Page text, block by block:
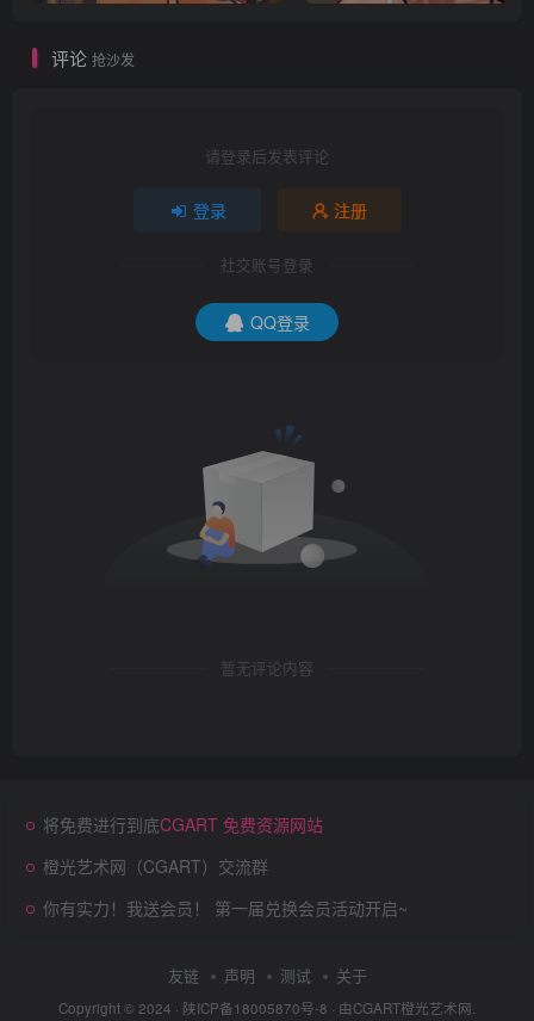
评论 抢沙发
请登录后发表评论
登录 注册
社交账号登录
QQ登录
暂无评论内容
将免费进行到底CGART 免费资源网站
橙光艺术网（CGART）交流群
你有实力！我送会员！ 第一届兑换会员活动开启~
友链 声明 测试 关于
Copyright © 2024 · 陕ICP备18005870号-8 · 由CGART橙光艺术网.